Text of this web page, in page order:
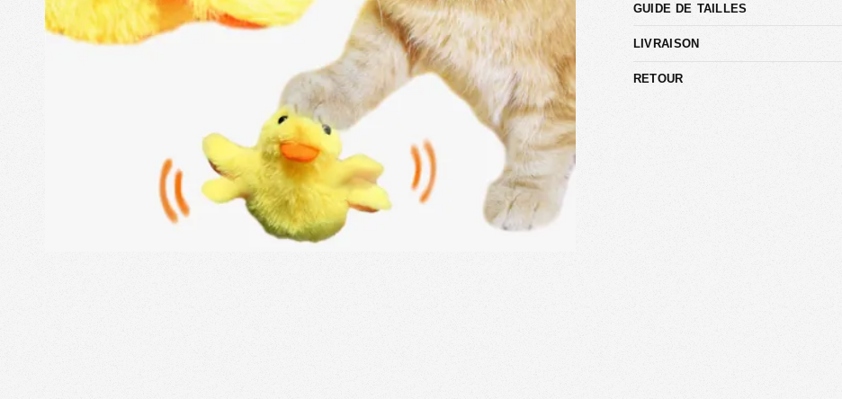
GUIDE DE TAILLES
LIVRAISON
RETOUR